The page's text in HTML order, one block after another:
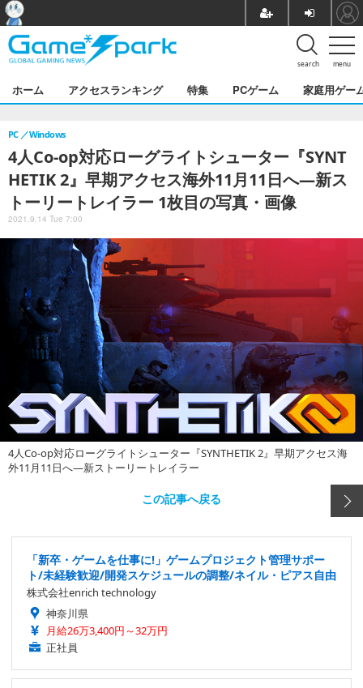
menu
search
ホーム アクセスランキング 特集 PCゲーム 家庭用ゲー
4人Co-op対応ローグライトシューター『SYNT
HETIK 2』早期アクセス海外11月11日へ―新ス
トーリートレイラー 1枚目の写真・画像
PC Windows
2021.9.14 Tue 7:00
4人Co-op対応ローグライトシューター『SYNTHETIK 2』早期アクセス海
外11月11日へ―新ストーリートレイラー
この記事へ戻る
「新卒・ゲームを仕事に!」ゲームプロジェクト管理サポー
ト/未経験歓迎/開発スケジュールの調整/ネイル・ピアス自由
株式会社enrich technology
神奈川県
月給26万3,400円～32万円
正社員